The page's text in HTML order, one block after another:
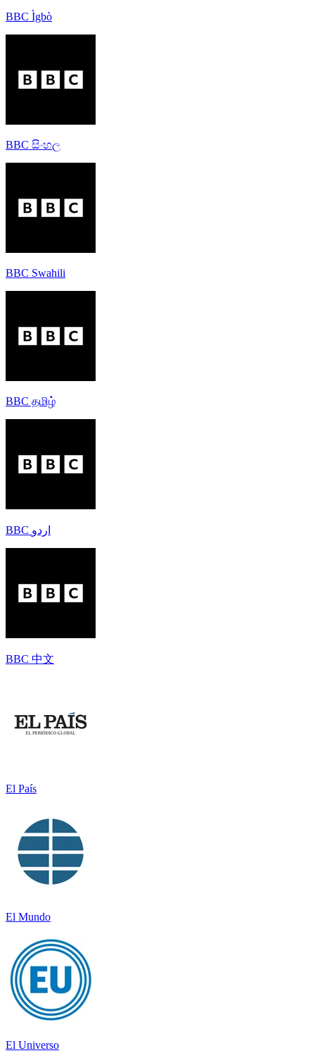
BBC Ìgbò
BBC සිංහල
BBC Swahili
BBC தமிழ்
BBC اردو
BBC 中文
El País
El Mundo
El Universo